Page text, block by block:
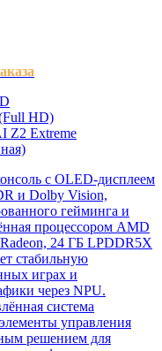
HD)
Z2 Extreme
с OLED-дисплеем
и Dolby Vision,
гейминга и
процессором AMD
24 ГБ LPDDR5X
стабильную
играх и
через NPU.
система
управления
решением для